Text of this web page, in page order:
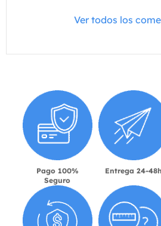
Ver todos los
Pago 100%
Seguro
Entrega 24-48h